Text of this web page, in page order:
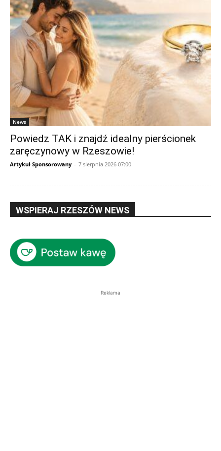
News
Powiedz TAK i znajdź idealny pierścionek
zaręczynowy w Rzeszowie!
Artykuł Sponsorowany - 7 sierpnia 2026 07:00
WSPIERAJ RZESZÓW NEWS
Reklama